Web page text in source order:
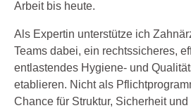
Arbeit bis heute.
Als Expertin unterstütze ich
Teams dabei, ein rechtssicheres,
entlastendes Hygiene- und
etablieren. Nicht als
Chance für Struktur, Sicherheit